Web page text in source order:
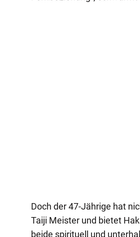
Doch der 47-Jährige hat
Taiji Meister und bietet
beide spirituell und